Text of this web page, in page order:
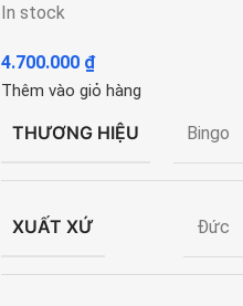
In stock
4.700.000 ₫
Thêm vào giỏ hàng
THƯƠNG HIỆU Bingo
XUẤT XỨ Đức